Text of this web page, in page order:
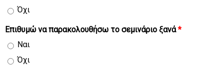
Όχι
Επιθυμώ να παρακολουθήσω το σεμινάριο ξανά*
Ναι
Όχι